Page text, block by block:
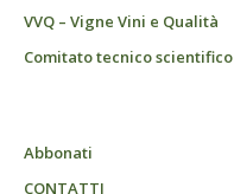
VVQ – Vigne Vini e Qualità
Comitato tecnico scientifico
Abbonati
CONTATTI